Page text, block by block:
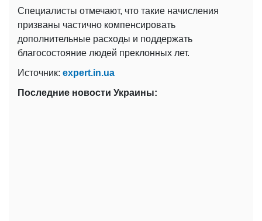
Специалисты отмечают, что такие начисления
призваны частично компенсировать
дополнительные расходы и поддержать
благосостояние людей преклонных лет.
Источник: expert.in.ua
Последние новости Украины: